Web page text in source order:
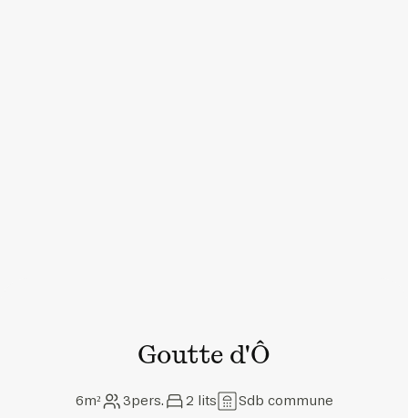
Goutte d'Ô
6m² 3pers. 2 lits Sdb commune